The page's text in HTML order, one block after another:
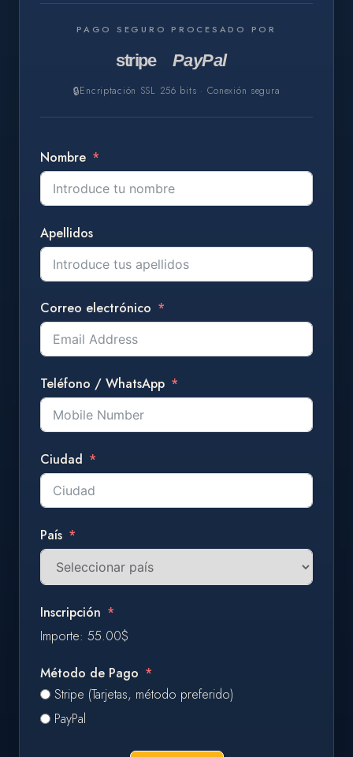
PAGO SEGURO PROCESADO POR
stripe PayPal
🔒Encriptación SSL 256 bits · Conexión segura
Nombre
Apellidos
Correo electrónico
Teléfono / WhatsApp
Ciudad
País
Inscripción
Importe: 55.00$
Método de Pago
Stripe (Tarjetas, método preferido)
PayPal